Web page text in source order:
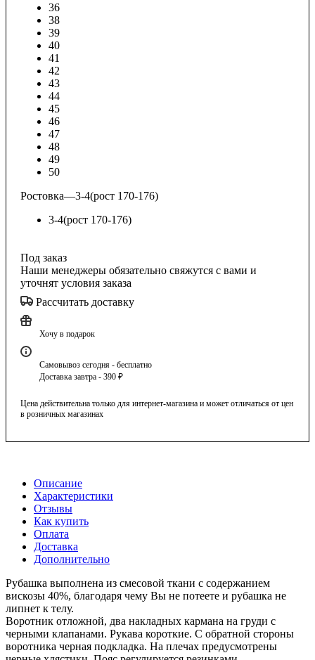
36
38
39
40
41
42
43
44
45
46
47
48
49
50
Ростовка—3-4(рост 170-176)
3-4(рост 170-176)
Под заказ
Наши менеджеры обязательно свяжутся с вами и
уточнят условия заказа
Рассчитать доставку
Хочу в подарок
Самовывоз сегодня - бесплатно
Доставка завтра - 390 ₽
Цена действительна только для интернет-магазина и может отличаться от цен
в розничных магазинах
Описание
Характеристики
Отзывы
Как купить
Оплата
Доставка
Дополнительно
Рубашка выполнена из смесовой ткани с содержанием
вискозы 40%, благодаря чему Вы не потеете и рубашка не
липнет к телу.
Воротник отложной, два накладных кармана на груди с
черными клапанами. Рукава короткие. С обратной стороны
воротника черная подкладка. На плечах предусмотрены